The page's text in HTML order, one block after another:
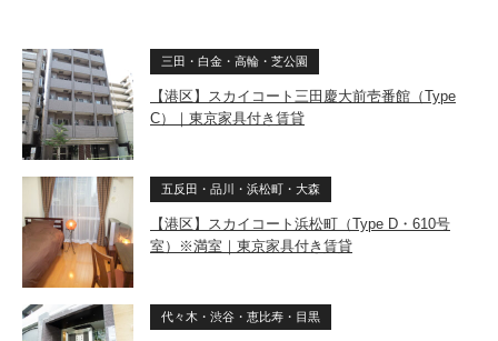
三田・白金・高輪・芝公園
【港区】スカイコート三田慶大前壱番館（Type
C）｜東京家具付き賃貸
五反田・品川・浜松町・大森
【港区】スカイコート浜松町（Type D・610号
室）※満室｜東京家具付き賃貸
代々木・渋谷・恵比寿・目黒